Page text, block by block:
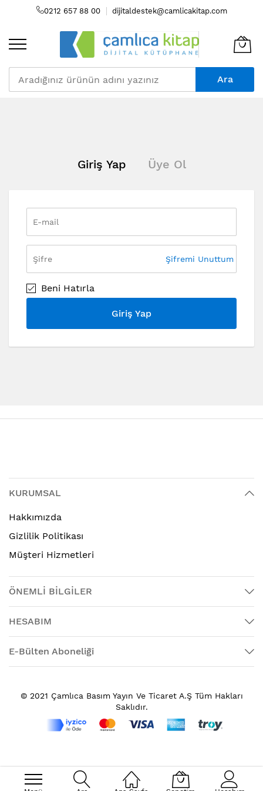
0212 657 88 00 dijitaldestek@camlicakitap.com
Ara
Giriş Yap Üye Ol
Şifremi Unuttum
Beni Hatırla
Giriş Yap
KURUMSAL
Hakkımızda
Gizlilik Politikası
Müşteri Hizmetleri
ÖNEMLİ BİLGİLER
HESABIM
E-Bülten Aboneliği
© 2021 Çamlıca Basım Yayın Ve Ticaret A.Ş Tüm Hakları
Saklıdır.